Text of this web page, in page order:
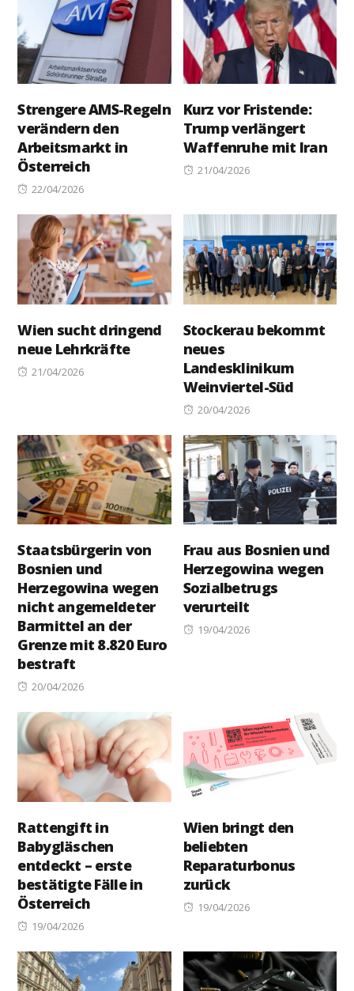
Strengere AMS-Regeln
verändern den
Arbeitsmarkt in
Österreich
Posted
22/04/2026
Kurz vor Fristende:
Trump verlängert
Waffenruhe mit Iran
Posted
21/04/2026
Wien sucht dringend
neue Lehrkräfte
Posted
21/04/2026
Stockerau bekommt
neues
Landesklinikum
Weinviertel-Süd
Posted
20/04/2026
Staatsbürgerin von
Bosnien und
Herzegowina wegen
nicht angemeldeter
Barmittel an der
Grenze mit 8.820 Euro
bestraft
Posted
20/04/2026
Frau aus Bosnien und
Herzegowina wegen
Sozialbetrugs
verurteilt
Posted
19/04/2026
Rattengift in
Babygläschen
entdeckt – erste
bestätigte Fälle in
Österreich
Posted
19/04/2026
Wien bringt den
beliebten
Reparaturbonus
zurück
Posted
19/04/2026